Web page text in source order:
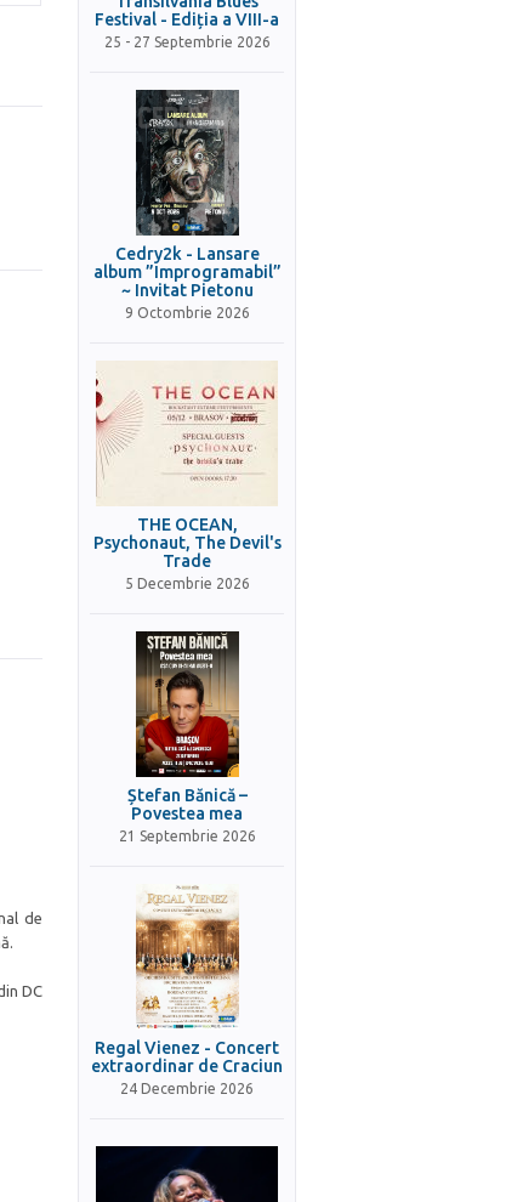
de
DC
Festival - Ediția a VIII-a
25 - 27 Septembrie 2026
Cedry2k - Lansare
album ”Improgramabil”
~ Invitat Pietonu
9 Octombrie 2026
THE OCEAN,
Psychonaut, The Devil's
Trade
5 Decembrie 2026
Ștefan Bănică –
Povestea mea
21 Septembrie 2026
Regal Vienez - Concert
extraordinar de Craciun
24 Decembrie 2026